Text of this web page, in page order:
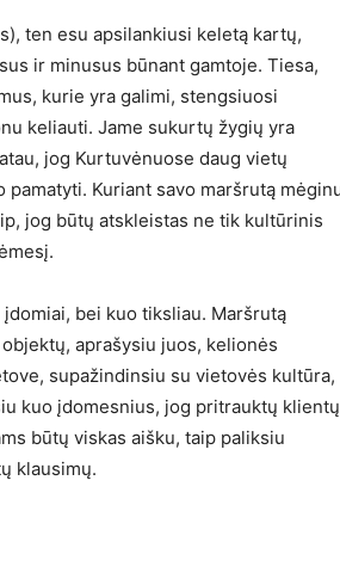
ten esu apsilankiusi keletą kartų,
ir minusus būnant gamtoje. Tiesa,
kurie yra galimi, stengsiuosi
keliauti. Jame sukurtų žygių yra
jog Kurtuvėnuose daug vietų
Kuriant savo maršrutą
jog būtų atskleistas ne tik kultūrinis
bei kuo tiksliau. Maršrutą
aprašysiu juos, kelionės
supažindinsiu su vietovės kultūra,
kuo įdomesnius, jog pritrauktų klientų
būtų viskas aišku, taip paliksiu
klausimų.